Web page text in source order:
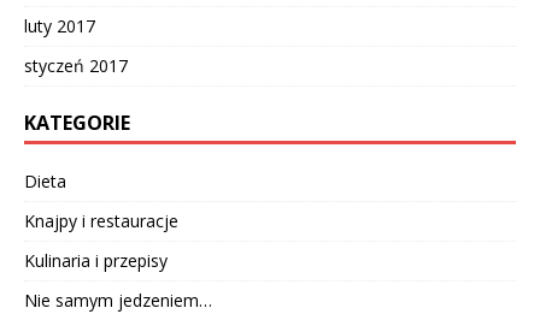
luty 2017
styczeń 2017
KATEGORIE
Dieta
Knajpy i restauracje
Kulinaria i przepisy
Nie samym jedzeniem…